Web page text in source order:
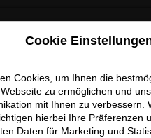
Fahrzeug-
Cookie
Cookies, um Ihnen die
zu ermöglichen und
mit Ihnen zu verbessern.
hierbei Ihre Präferenzen
Daten für Marketing und